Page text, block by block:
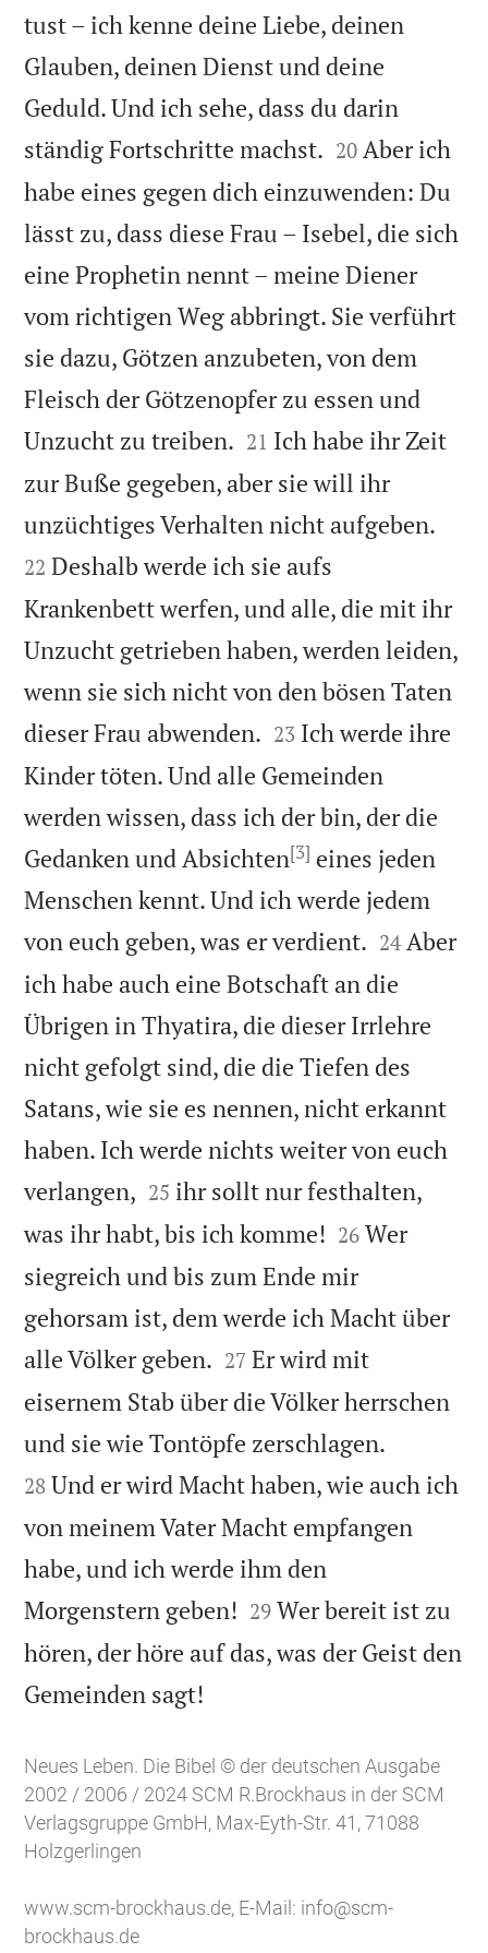
tust – ich kenne deine Liebe, deinen
Glauben, deinen Dienst und deine
Geduld. Und ich sehe, dass du darin
ständig Fortschritte machst. 

20 Aber ich
habe eines gegen dich einzuwenden: Du
lässt zu, dass diese Frau – Isebel, die sich
eine Prophetin nennt – meine Diener
vom richtigen Weg abbringt. Sie verführt
sie dazu, Götzen anzubeten, von dem
Fleisch der Götzenopfer zu essen und
Unzucht zu treiben. 

21 Ich habe ihr Zeit
zur Buße gegeben, aber sie will ihr
unzüchtiges Verhalten nicht aufgeben.
22 Deshalb werde ich sie aufs
Krankenbett werfen, und alle, die mit ihr
Unzucht getrieben haben, werden leiden,
wenn sie sich nicht von den bösen Taten
dieser Frau abwenden. 

23 Ich werde ihre
Kinder töten. Und alle Gemeinden
werden wissen, dass ich der bin, der die
Gedanken und Absichten[3] eines jeden
Menschen kennt. Und ich werde jedem
von euch geben, was er verdient. 

24 Aber
ich habe auch eine Botschaft an die
Übrigen in Thyatira, die dieser Irrlehre
nicht gefolgt sind, die die Tiefen des
Satans, wie sie es nennen, nicht erkannt
haben. Ich werde nichts weiter von euch
verlangen, 

25 ihr sollt nur festhalten,
was ihr habt, bis ich komme! 

26 Wer
siegreich und bis zum Ende mir
gehorsam ist, dem werde ich Macht über
alle Völker geben. 

27 Er wird mit
eisernem Stab über die Völker herrschen
und sie wie Tontöpfe zerschlagen.
28 Und er wird Macht haben, wie auch ich
von meinem Vater Macht empfangen
habe, und ich werde ihm den
Morgenstern geben! 

29 Wer bereit ist zu
hören, der höre auf das, was der Geist den
Gemeinden sagt!
Neues Leben. Die Bibel © der deutschen Ausgabe
2002 / 2006 / 2024 SCM R.Brockhaus in der SCM
Verlagsgruppe GmbH, Max-Eyth-Str. 41, 71088
Holzgerlingen
www.scm-brockhaus.de, E-Mail: info@scm-
brockhaus.de